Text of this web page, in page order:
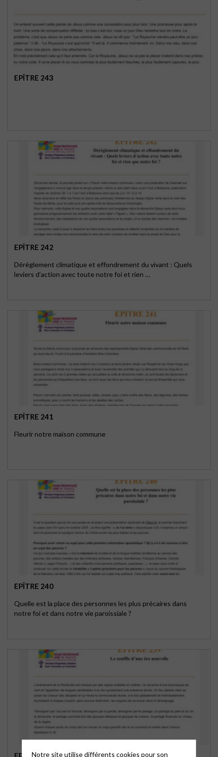
EPÎTRE 243
EPÎTRE 242
Dérèglement climatique et effondrement du vivant : Quels
leviers d’action avec toute notre foi et rien …
EPÎTRE 241
Fleurir notre maison commune
EPÎTRE 240
Quelle est la place des personnes les plus précaires dans
notre foi et dans notre vie paroissiale ?
Notre site utilise différents cookies pour son